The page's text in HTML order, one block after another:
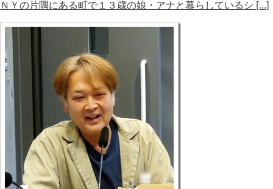
ＮＹの片隅にある町で１３歳の娘・アナと暮らしているシ […]